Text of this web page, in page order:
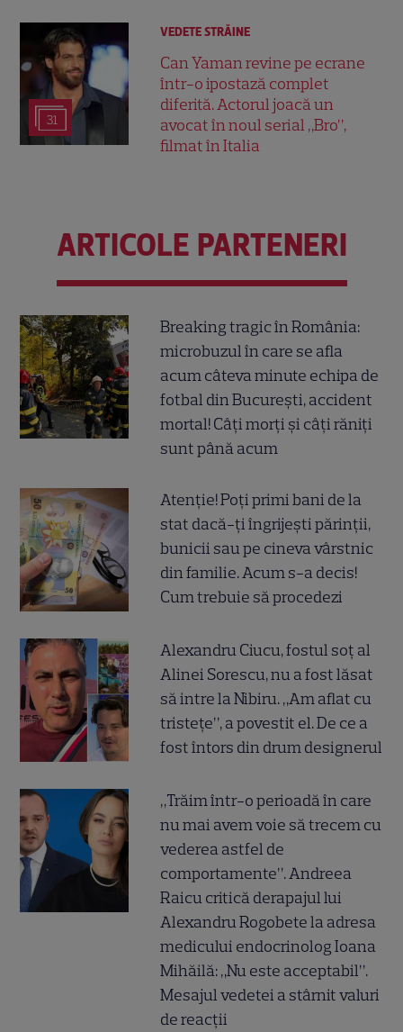
31
VEDETE STRĂINE
Can Yaman revine pe ecrane
într-o ipostază complet
diferită. Actorul joacă un
avocat în noul serial „Bro”,
filmat în Italia
ARTICOLE PARTENERI
Breaking tragic în România:
microbuzul în care se afla
acum câteva minute echipa de
fotbal din București, accident
mortal! Câți morți și câți răniți
sunt până acum
Atenție! Poți primi bani de la
stat dacă-ți îngrijești părinții,
bunicii sau pe cineva vârstnic
din familie. Acum s-a decis!
Cum trebuie să procedezi
Alexandru Ciucu, fostul soț al
Alinei Sorescu, nu a fost lăsat
să intre la Nibiru. „Am aflat cu
tristețe”, a povestit el. De ce a
fost întors din drum designerul
„Trăim într-o perioadă în care
nu mai avem voie să trecem cu
vederea astfel de
comportamente”. Andreea
Raicu critică derapajul lui
Alexandru Rogobete la adresa
medicului endocrinolog Ioana
Mihăilă: „Nu este acceptabil”.
Mesajul vedetei a stârnit valuri
de reacții